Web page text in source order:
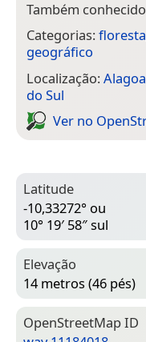
Também
Categorias:floresta
geográfico
Localização:
do Sul
Ver no
Latitude
-10,33272° ou
10° 19′ 58″ sul
Elevação
14 metros (46 pés)
Open­Street­Map ID